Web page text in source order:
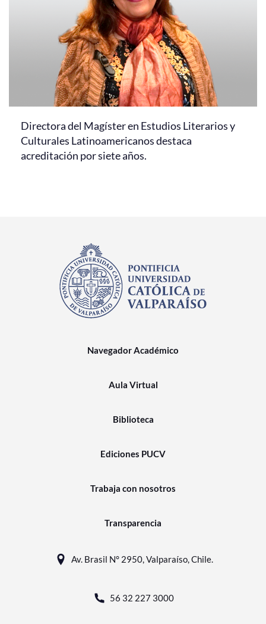
Directora del Magíster en Estudios Literarios y
Culturales Latinoamericanos destaca
acreditación por siete años.
Navegador Académico
Aula Virtual
Biblioteca
Ediciones PUCV
Trabaja con nosotros
Transparencia
Av. Brasil N° 2950, Valparaíso, Chile.
56 32 227 3000